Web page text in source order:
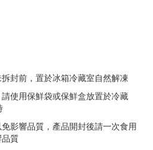
封前，置於冰箱冷藏室自然解凍
使用保鮮袋或保鮮盒放置於冷藏
影響品質，產品開封後請一次食用
質